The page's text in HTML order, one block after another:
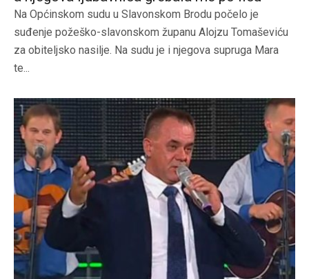
Na Općinskom sudu u Slavonskom Brodu počelo je
suđenje požeško-slavonskom županu Alojzu Tomaševiću
za obiteljsko nasilje. Na sudu je i njegova supruga Mara
te...